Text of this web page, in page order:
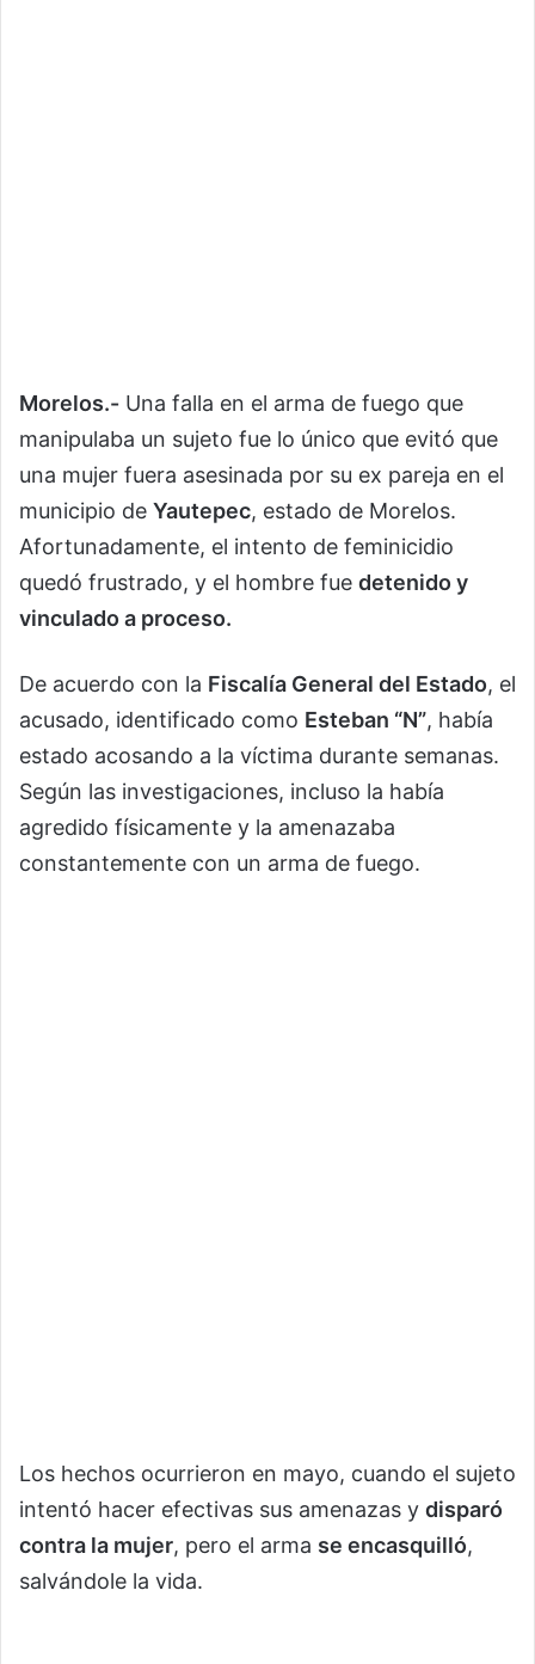
Morelos.- Una falla en el arma de fuego que
manipulaba un sujeto fue lo único que evitó que
una mujer fuera asesinada por su ex pareja en el
municipio de Yautepec, estado de Morelos.
Afortunadamente, el intento de feminicidio
quedó frustrado, y el hombre fue detenido y
vinculado a proceso.
De acuerdo con la Fiscalía General del Estado, el
acusado, identificado como Esteban “N”, había
estado acosando a la víctima durante semanas.
Según las investigaciones, incluso la había
agredido físicamente y la amenazaba
constantemente con un arma de fuego.
Los hechos ocurrieron en mayo, cuando el sujeto
intentó hacer efectivas sus amenazas y disparó
contra la mujer, pero el arma se encasquilló,
salvándole la vida.